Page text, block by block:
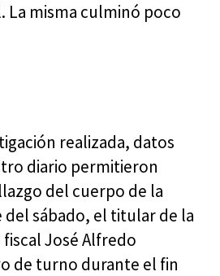
La misma culminó poco
realizada, datos
diario permitieron
del cuerpo de la
sábado, el titular de la
fiscal José Alfredo
de turno durante el fin